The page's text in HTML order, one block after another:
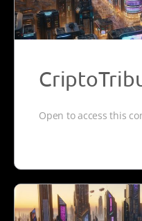
Open to access this